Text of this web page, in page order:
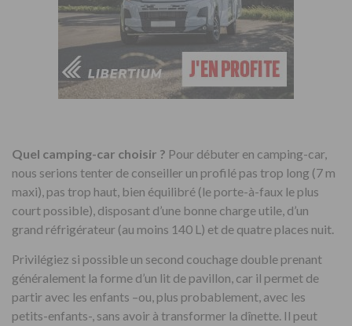
Quel camping-car choisir ? Pour débuter en camping-car,
nous serions tenter de conseiller un profilé pas trop long (7 m
maxi), pas trop haut, bien équilibré (le porte-à-faux le plus
court possible), disposant d’une bonne charge utile, d’un
grand réfrigérateur (au moins 140 L) et de quatre places nuit.
Privilégiez si possible un second couchage double prenant
généralement la forme d’un lit de pavillon, car il permet de
partir avec les enfants –ou, plus probablement, avec les
petits-enfants-, sans avoir à transformer la dînette. Il peut